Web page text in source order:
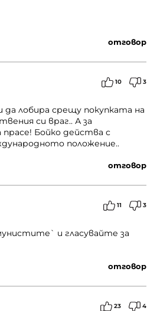
отговор
10 3
лобира срещу покупката на
си враг.. А за
Бойко действа с
положение..
отговор
11 3
и гласувайте за
отговор
23 4